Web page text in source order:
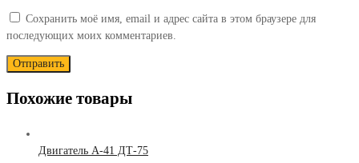
Сохранить моё имя, email и адрес сайта в этом браузере для
последующих моих комментариев.
Похожие товары
Двигатель А-41 ДТ-75